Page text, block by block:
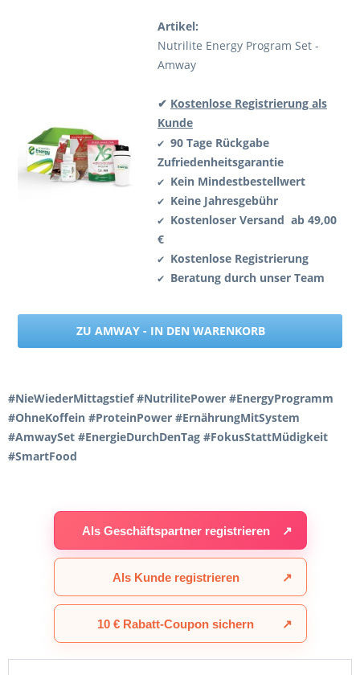
Artikel:
Nutrilite Energy Program Set -
Amway
✔ Kostenlose Registrierung als
Kunde
✔ 90 Tage Rückgabe
Zufriedenheitsgarantie
✔ Kein Mindestbestellwert
✔ Keine Jahresgebühr
✔ Kostenloser Versand ab 49,00
€
✔ Kostenlose Registrierung
✔ Beratung durch unser Team
ZU AMWAY - IN DEN WARENKORB
#NieWiederMittagstief #NutrilitePower #EnergyProgramm
#OhneKoffein #ProteinPower #ErnährungMitSystem
#AmwaySet #EnergieDurchDenTag #FokusStattMüdigkeit
#SmartFood
Als Geschäftspartner registrieren ↗
Als Kunde registrieren ↗
10 € Rabatt-Coupon sichern ↗